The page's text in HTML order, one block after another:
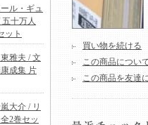
ール・ギュ
十万人
ット
雅夫 / 文
成集 片
大介 / リ
2巻セッ
買い物を続ける
この商品につい
この商品を友達